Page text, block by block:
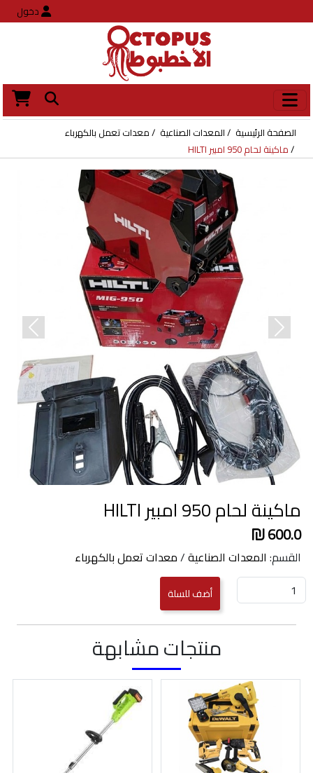
دخول
الصفحة الرئيسية المعدات الصناعية
معدات تعمل بالكهرباء
ماكينة لحام 950 امبير HILTI
Next
ماكينة لحام 950 امبير HILTI
600.0
القسم: المعدات الصناعية/معدات تعمل بالكهرباء
منتجات مشابهة